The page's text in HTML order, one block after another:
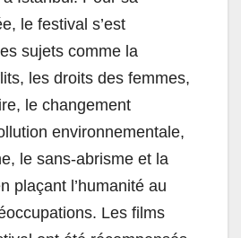
le festival s’est
sujets comme la
les droits des femmes,
le changement
environnementale,
le sans-abrisme et la
plaçant l’humanité au
Les films